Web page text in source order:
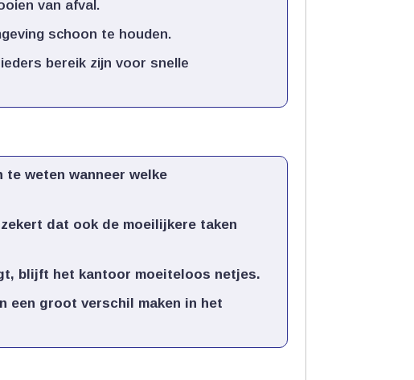
van afval.​
schoon te houden.​
bereik zijn voor snelle
weten wanneer welke
dat ook de moeilijkere taken
blijft het kantoor moeiteloos netjes.​
een groot verschil maken in het